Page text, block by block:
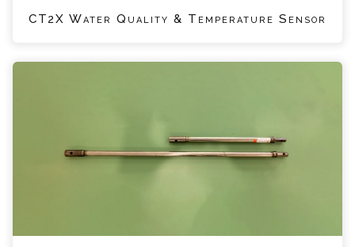
CT2X Water Quality & Temperature Sensor